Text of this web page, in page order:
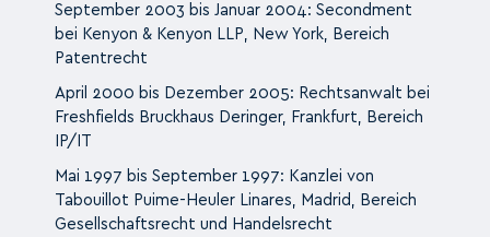
September 2003 bis Januar 2004: Secondment
bei Kenyon & Kenyon LLP, New York, Bereich
Patentrecht
April 2000 bis Dezember 2005: Rechtsanwalt bei
Freshfields Bruckhaus Deringer, Frankfurt, Bereich
IP/IT
Mai 1997 bis September 1997: Kanzlei von
Tabouillot Puime-Heuler Linares, Madrid, Bereich
Gesellschaftsrecht und Handelsrecht